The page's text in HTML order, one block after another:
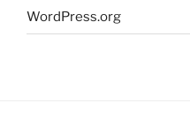
WordPress.org